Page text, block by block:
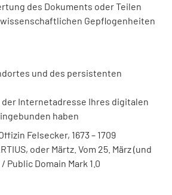
des Dokuments oder Teilen
Gepflogenheiten
und des persistenten
Internetadresse Ihres digitalen
haben
Felsecker, 1673 – 1709
oder Märtz. Vom 25. März (und
Domain Mark 1.0